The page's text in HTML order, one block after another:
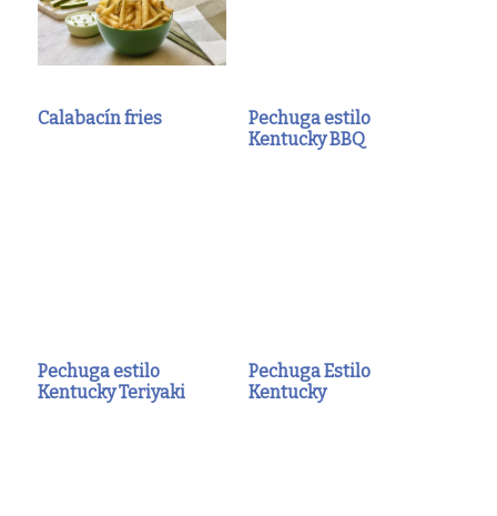
Calabacín fries
Pechuga estilo
Kentucky BBQ
Pechuga estilo
Kentucky Teriyaki
Pechuga Estilo
Kentucky